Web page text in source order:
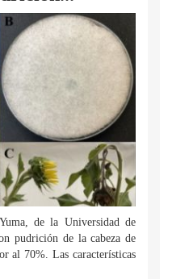
de la Universidad de
pudrición de la cabeza de
al 70%. Las características